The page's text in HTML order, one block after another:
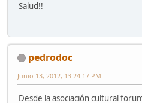
Salud!!
pedrodoc
Junio 13, 2012, 13:24:17 PM
Desde la asociación cultural